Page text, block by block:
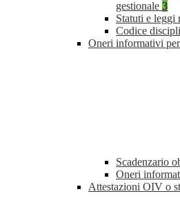
gestionale 3
Statuti e leggi
Codice
Oneri informativi
Scadenzario
Oneri
Attestazioni OIV o